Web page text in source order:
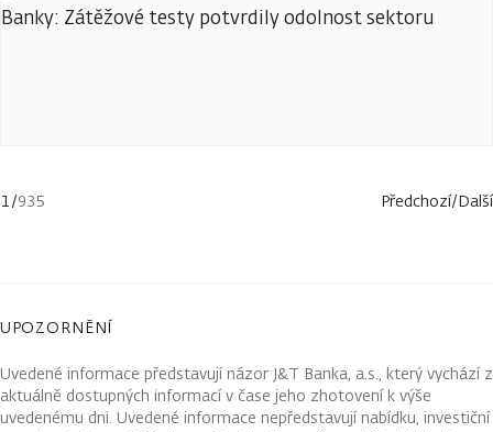
Banky: Zátěžové testy potvrdily odolnost sektoru
1/935 Předchozí/Další
UPOZORNĚNÍ
Uvedené informace představují názor J&T Banka, a.s., který vychází z
aktuálně dostupných informací v čase jeho zhotovení k výše
uvedenému dni. Uvedené informace nepředstavují nabídku, investiční